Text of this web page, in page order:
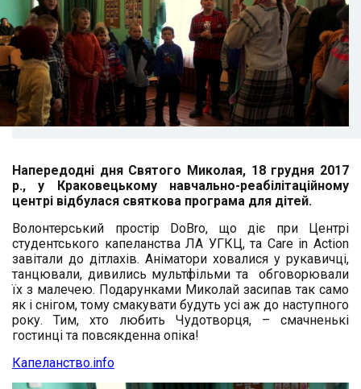
Напередодні дня Святого Миколая, 18 грудня 2017
р., у Краковецькому навчально-реабілітаційному
центрі відбулася святкова програма для дітей.
Волонтерський простір DoBro, що діє при Центрі
студентського капеланства ЛА УГКЦ, та Care in Action
завітали до дітлахів. Аніматори ховалися у рукавичці,
танцювали, дивились мультфільми та обговорювали
їх з малечею. Подарунками Миколай засипав так само
як і снігом, тому смакувати будуть усі аж до наступного
року. Тим, хто любить Чудотворця, – смачненькі
гостинці та повсякденна опіка!
Капеланство.info